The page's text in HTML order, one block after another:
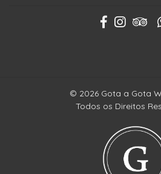
© 2026 Gota a Gota
Todos os Direitos